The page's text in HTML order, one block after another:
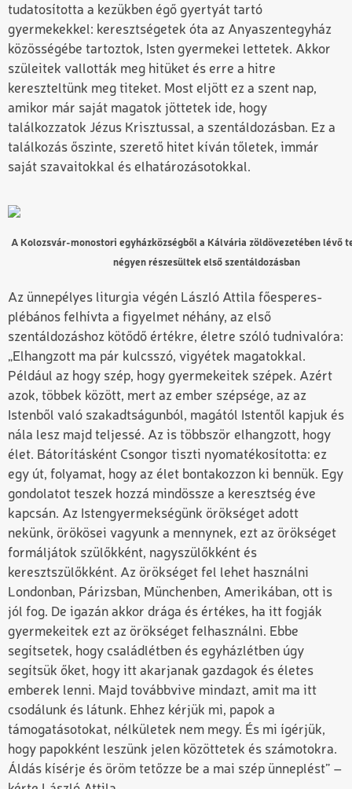
tudatosította a kezükben égő gyertyát tartó
gyermekekkel: keresztségetek óta az Anyaszentegyház
közösségébe tartoztok, Isten gyermekei lettetek. Akkor
szüleitek vallották meg hitüket és erre a hitre
kereszteltünk meg titeket. Most eljött ez a szent nap,
amikor már saját magatok jöttetek ide, hogy
találkozzatok Jézus Krisztussal, a szentáldozásban. Ez a
találkozás őszinte, szerető hitet kíván tőletek, immár
saját szavaitokkal és elhatározásotokkal.
A Kolozsvár-monostori egyházközségből a Kálvária zöldövezetében lévő
négyen részesültek első szentáldozásban
Az ünnepélyes liturgia végén László Attila főesperes-
plébános felhívta a figyelmet néhány, az első
szentáldozáshoz kötődő értékre, életre szóló tudnivalóra:
„Elhangzott ma pár kulcsszó, vigyétek magatokkal.
Például az hogy szép, hogy gyermekeitek szépek. Azért
azok, többek között, mert az ember szépsége, az az
Istenből való szakadtságunból, magától Istentől kapjuk és
nála lesz majd teljessé. Az is többször elhangzott, hogy
élet. Bátorításként Csongor tiszti nyomatékosította: ez
egy út, folyamat, hogy az élet bontakozzon ki bennük. Egy
gondolatot teszek hozzá mindössze a keresztség éve
kapcsán. Az Istengyermekségünk örökséget adott
nekünk, örökösei vagyunk a mennynek, ezt az örökséget
formáljátok szülőkként, nagyszülőkként és
keresztszülőkként. Az örökséget fel lehet használni
Londonban, Párizsban, Münchenben, Amerikában, ott is
jól fog. De igazán akkor drága és értékes, ha itt fogják
gyermekeitek ezt az örökséget felhasználni. Ebbe
segítsetek, hogy családlétben és egyházlétben úgy
segítsük őket, hogy itt akarjanak gazdagok és életes
emberek lenni. Majd továbbvive mindazt, amit ma itt
csodálunk és látunk. Ehhez kérjük mi, papok a
támogatásotokat, nélkületek nem megy. És mi ígérjük,
hogy papokként leszünk jelen közöttetek és számotokra.
Áldás kísérje és öröm tetőzze be a mai szép ünneplést” –